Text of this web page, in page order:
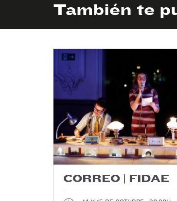
También te
CORREO | FIDAE